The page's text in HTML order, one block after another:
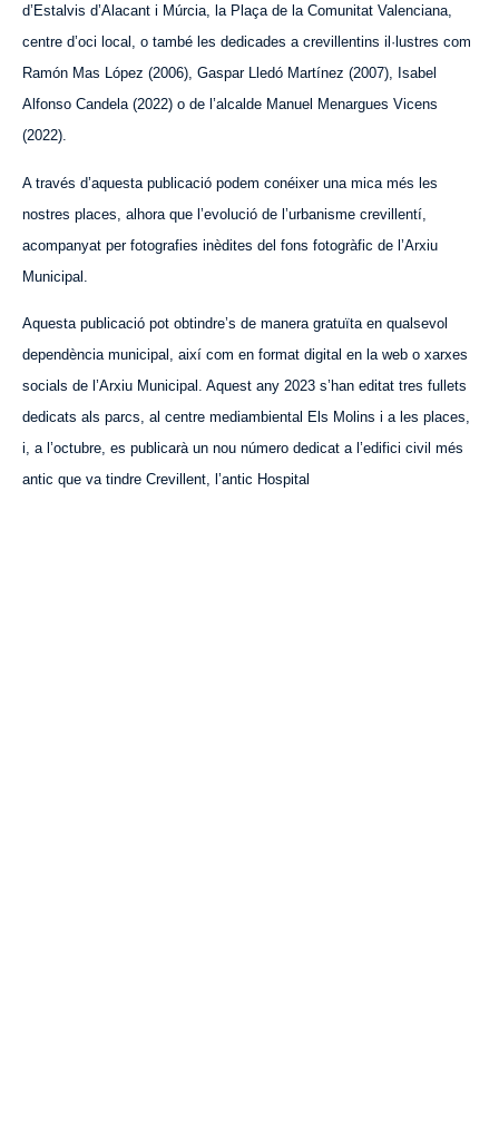
d’Estalvis d’Alacant i Múrcia, la Plaça de la Comunitat Valenciana,
centre d’oci local, o també les dedicades a crevillentins il·lustres com
Ramón Mas López (2006), Gaspar Lledó Martínez (2007), Isabel
Alfonso Candela (2022) o de l’alcalde Manuel Menargues Vicens
(2022).
A través d’aquesta publicació podem conéixer una mica més les
nostres places, alhora que l’evolució de l’urbanisme crevillentí,
acompanyat per fotografies inèdites del fons fotogràfic de l’Arxiu
Municipal.
Aquesta publicació pot obtindre’s de manera gratuïta en qualsevol
dependència municipal, així com en format digital en la web o xarxes
socials de l’Arxiu Municipal. Aquest any 2023 s’han editat tres fullets
dedicats als parcs, al centre mediambiental Els Molins i a les places,
i, a l’octubre, es publicarà un nou número dedicat a l’edifici civil més
antic que va tindre Crevillent, l’antic Hospital